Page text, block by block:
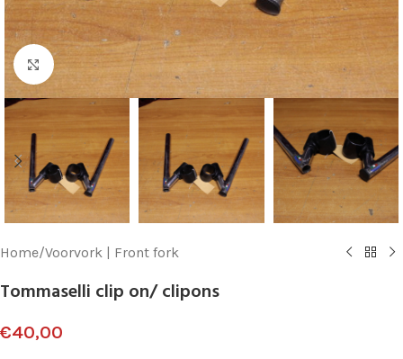
Klik voor vergroting
Home/Voorvork | Front fork
Tommaselli clip on/ clipons
€40,00